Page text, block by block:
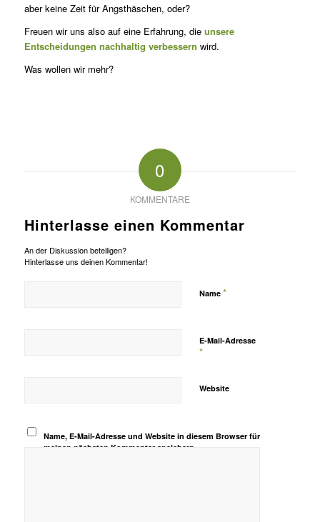
aber keine Zeit für Angsthäschen, oder?
Freuen wir uns also auf eine Erfahrung, die unsere
Entscheidungen nachhaltig verbessern wird.
Was wollen wir mehr?
0
KOMMENTARE
Hinterlasse einen Kommentar
An der Diskussion beteiligen?
Hinterlasse uns deinen Kommentar!
Name *
E-Mail-Adresse
*
Website
Name, E-Mail-Adresse und Website in diesem Browser für
meinen nächsten Kommentar speichern.